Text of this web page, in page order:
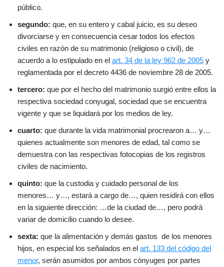
público.
segundo: que, en su entero y cabal juicio, es su deseo
divorciarse y en consecuencia cesar todos los efectos
civiles en razón de su matrimonio (religioso o civil), de
acuerdo a lo estipulado en el art. 34 de la ley 962 de 2005 y
reglamentada por el decreto 4436 de noviembre 28 de 2005.
tercero: que por el hecho del matrimonio surgió entre ellos la
respectiva sociedad conyugal, sociedad que se encuentra
vigente y que se liquidará por los medios de ley.
cuarto: que durante la vida matrimonial procrearon a… y…
quienes actualmente son menores de edad, tal como se
demuestra con las respectivas fotocopias de los registros
civiles de nacimiento.
quinto: que la custodia y cuidado personal de los
menores… y…, estará a cargo de…, quien residirá con ellos
en la siguiente dirección: …de la ciudad de…, pero podrá
variar de domicilio cuando lo desee.
sexta: que la alimentación y demás gastos de los menores
hijos, en especial los señalados en el art. 133 del código del
menor, serán asumidos por ambos cónyuges por partes